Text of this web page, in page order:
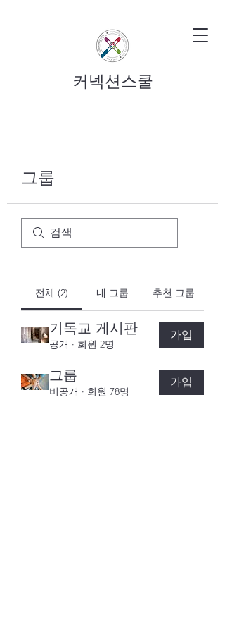
커넥션스쿨
그룹
전체 (2) 내 그룹 추천 그룹
기독교 게시판
공개 · 회원 2명
가입
그룹
비공개 · 회원 78명
가입